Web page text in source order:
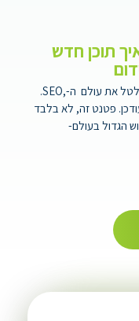
תוכן חדש
בשנת 2003, מהנדסי גוגל, גילו פטנט שטלטל את עולם ה-,SEO.
פטנט זה, לא בלבד
הגדול בעולם-